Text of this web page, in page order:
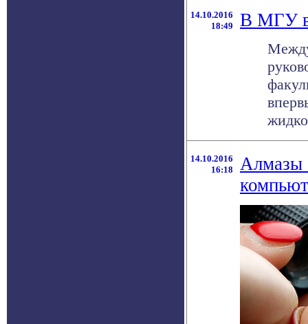
14.10.2016
18:49
В МГУ
14.10.2016
16:18
Алмазы